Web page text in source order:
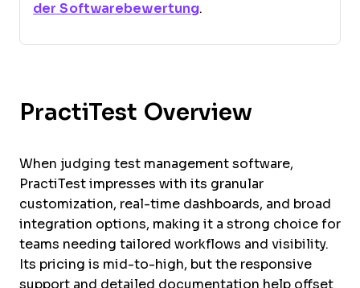
der Softwarebewertung.
PractiTest Overview
When judging test management software,
PractiTest impresses with its granular
customization, real-time dashboards, and broad
integration options, making it a strong choice for
teams needing tailored workflows and visibility.
Its pricing is mid-to-high, but the responsive
support and detailed documentation help offset